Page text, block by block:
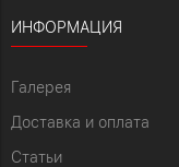
ИНФОРМАЦИЯ
Галерея
Доставка и оплата
Статьи